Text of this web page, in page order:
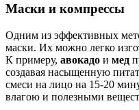
Маски и компрессы
Одним из эффективных
маски. Их можно легко
К примеру, авокадо и мед
создавая насыщенную
смеси на лицо на 15-20
влагою и полезными